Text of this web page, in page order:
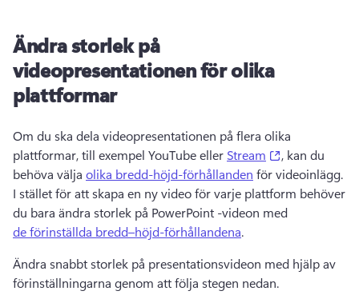
Ändra storlek på
videopresentationen för olika
plattformar
Om du ska dela videopresentationen på flera olika
plattformar, till exempel YouTube eller Stream (opens in a
, kan du
behöva välja olika bredd-höjd-förhållanden för videoinlägg.
I stället för att skapa en ny video för varje plattform behöver
du bara ändra storlek på PowerPoint -videon med
de förinställda bredd–höjd-förhållandena.
Ändra snabbt storlek på presentationsvideon med hjälp av
förinställningarna genom att följa stegen nedan.